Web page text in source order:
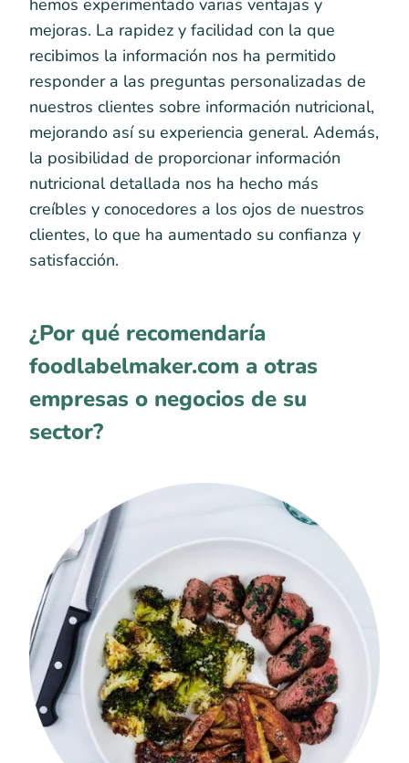
hemos experimentado varias ventajas y
mejoras. La rapidez y facilidad con la que
recibimos la información nos ha permitido
responder a las preguntas personalizadas de
nuestros clientes sobre información nutricional,
mejorando así su experiencia general. Además,
la posibilidad de proporcionar información
nutricional detallada nos ha hecho más
creíbles y conocedores a los ojos de nuestros
clientes, lo que ha aumentado su confianza y
satisfacción.
¿Por qué recomendaría
foodlabelmaker.com a otras
empresas o negocios de su
sector?